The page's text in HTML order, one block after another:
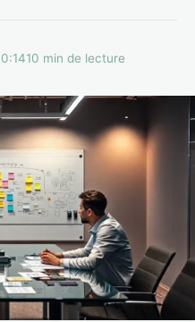
10 min de lecture